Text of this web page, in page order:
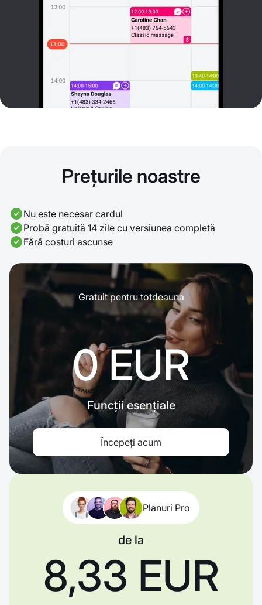
Prețurile noastre
Nu este necesar cardul
Probă gratuită 14 zile cu versiunea completă
Fără costuri ascunse
Gratuit pentru totdeauna
0 EUR
Funcții esențiale
Începeți acum
Planuri Pro
de la
8,33 EUR